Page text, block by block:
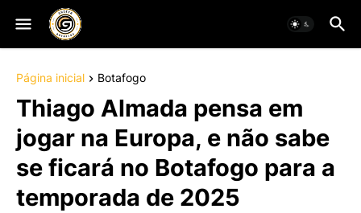
Página inicial Botafogo
Thiago Almada pensa em
jogar na Europa, e não sabe
se ficará no Botafogo para a
temporada de 2025